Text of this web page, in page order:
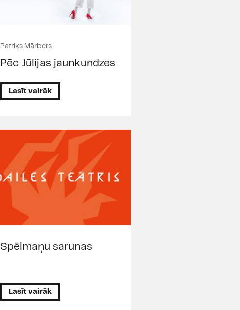
Patriks Mārbers
Pēc Jūlijas jaunkundzes
Lasīt vairāk
Spēlmaņu sarunas
Lasīt vairāk